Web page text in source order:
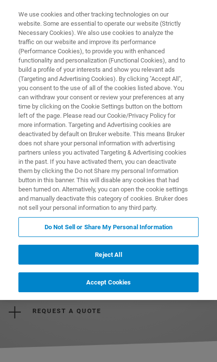
SmartProber-TT
Desktop CIPT system ideal for research and
development on in-plane or non-magnetic
samples
REQUEST MORE INFORMATION
REQUEST A QUOTE
We use cookies and other tracking technologies on our
website. Some are essential to operate our website (Strictly
Necessary Cookies). We also use cookies to analyze the
traffic on our website and improve its performance
(Performance Cookies), to provide you with enhanced
functionality and personalization (Functional Cookies), and to
build a profile of your interests and show you relevant ads
(Targeting and Advertising Cookies). By clicking "Accept All",
you consent to the use of all of the cookies listed above. You
can withdraw your consent or review your preferences at any
time by clicking on the Cookie Settings button on the bottom
left of the page. Please read our Cookie/Privacy Policy for
more information. Targeting and Advertising cookies are
deactivated by default on Bruker website. This means Bruker
does not share your personal information with advertising
partners unless you activated Targeting & Advertising cookies
in the past. If you have activated them, you can deactivate
them by clicking the Do not Share my personal Information
button in this banner. This will disable any cookies that had
been turned on. Alternatively, you can open the cookie settings
and manually deactivate this category of cookies. Bruker does
not sell your personal information to any third party.
Do Not Sell or Share My Personal Information
Reject All
Accept Cookies